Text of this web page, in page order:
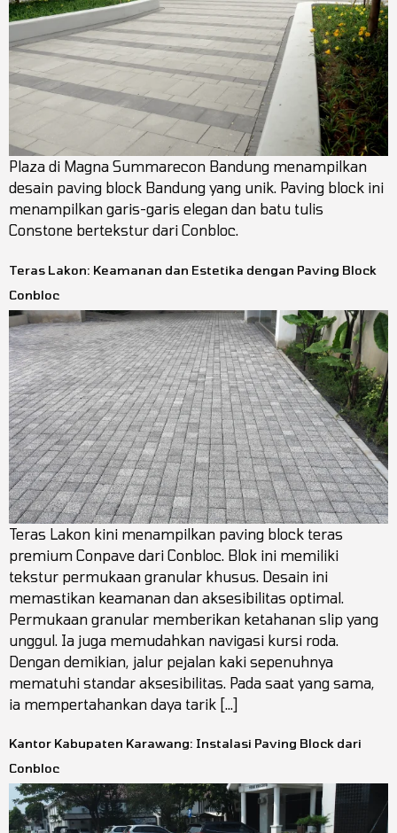
Plaza di Magna Summarecon Bandung menampilkan
desain paving block Bandung yang unik. Paving block ini
menampilkan garis-garis elegan dan batu tulis
Constone bertekstur dari Conbloc.
Teras Lakon: Keamanan dan Estetika dengan Paving Block
Conbloc
Teras Lakon kini menampilkan paving block teras
premium Conpave dari Conbloc. Blok ini memiliki
tekstur permukaan granular khusus. Desain ini
memastikan keamanan dan aksesibilitas optimal.
Permukaan granular memberikan ketahanan slip yang
unggul. Ia juga memudahkan navigasi kursi roda.
Dengan demikian, jalur pejalan kaki sepenuhnya
mematuhi standar aksesibilitas. Pada saat yang sama,
ia mempertahankan daya tarik […]
Kantor Kabupaten Karawang: Instalasi Paving Block dari
Conbloc